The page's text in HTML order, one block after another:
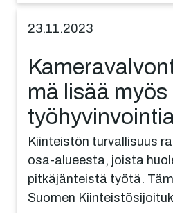
23.11.2023
mä lisää myös
Kiinteistön turvallisuus
osa-alueesta, joista
pitkäjänteistä työtä.
Suomen